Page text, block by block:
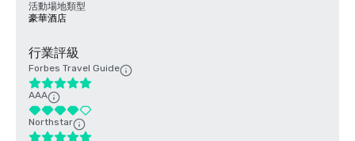
活動場地類型
豪華酒店
行業評級
Forbes Travel Guide
AAA
Northstar